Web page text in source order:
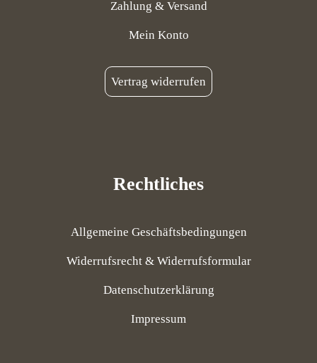
Zahlung & Versand
Mein Konto
Vertrag widerrufen
Rechtliches
Allgemeine Geschäftsbedingungen
Widerrufsrecht & Widerrufsformular
Datenschutzerklärung
Impressum